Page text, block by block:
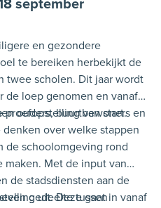
september
en gezondere
te bereiken herbekijkt de
twee scholen. Dit jaar wordt
de loep genomen en vanaf
proefopstelling van start.
ouders, buurtbewoners en
over welke stappen
de schoolomgeving rond
maken. Met de input van
de stadsdiensten aan de
uit. Deze gaat in vanaf
gedeelte tussen